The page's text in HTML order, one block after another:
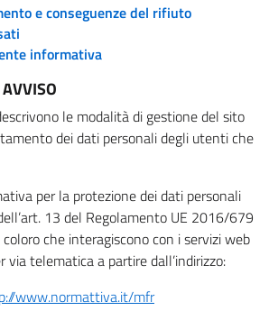
e conseguenze del rifiuto
informativa
le modalità di gestione del sito
dei dati personali degli utenti che
per la protezione dei dati personali
13 del Regolamento UE 2016/679
coloro che interagiscono con i servizi web
via telematica a partire dall’indirizzo:
www.normattiva.it/mfr